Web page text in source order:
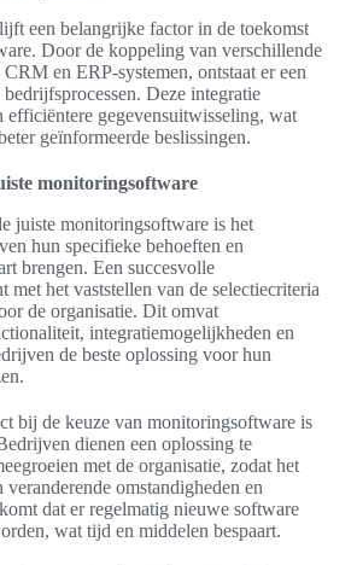
een belangrijke factor in de toekomst
Door de koppeling van verschillende
en ERP-systemen, ontstaat er een
Deze integratie
efficiëntere gegevensuitwisseling, wat
geïnformeerde beslissingen.
monitoringsoftware
juiste monitoringsoftware is het
hun specifieke behoeften en
brengen. Een succesvolle
met het vaststellen van de selectiecriteria
de organisatie. Dit omvat
integratiemogelijkheden en
de beste oplossing voor hun
bij de keuze van monitoringsoftware is
dienen een oplossing te
met de organisatie, zodat het
veranderende omstandigheden en
dat er regelmatig nieuwe software
wat tijd en middelen bespaart.